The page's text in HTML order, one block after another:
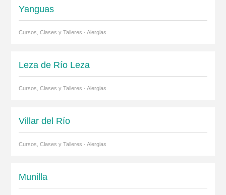
Yanguas
Cursos, Clases y Talleres · Alergias
Leza de Río Leza
Cursos, Clases y Talleres · Alergias
Villar del Río
Cursos, Clases y Talleres · Alergias
Munilla